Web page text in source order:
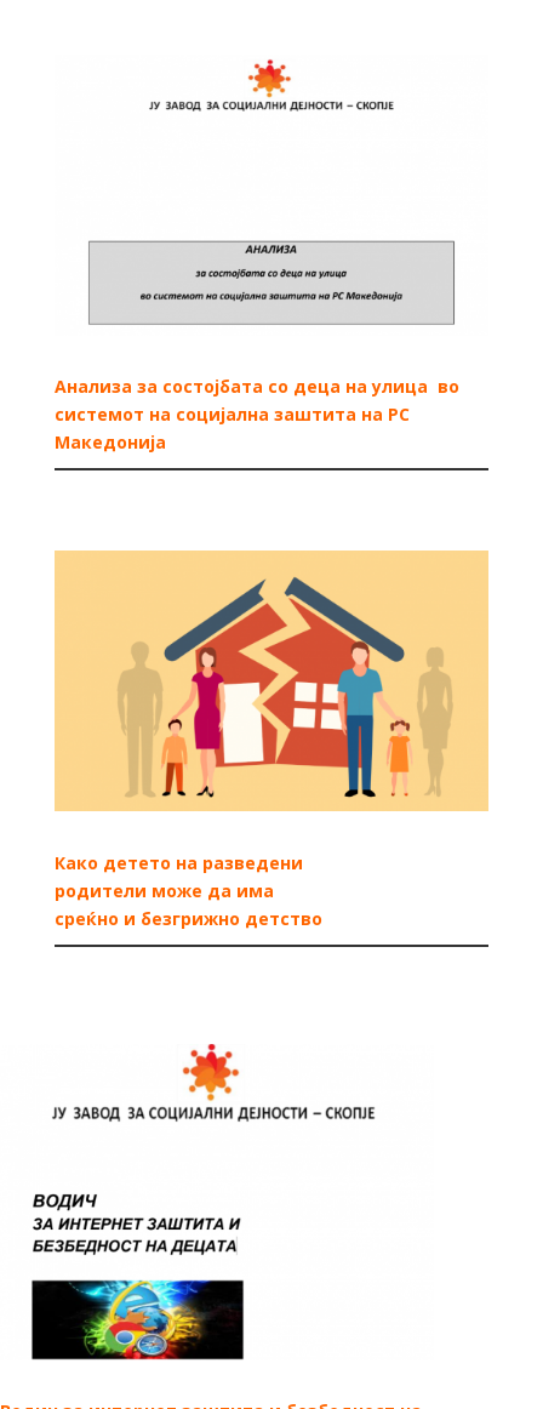
Aнализа за состојбата со деца на улица во
системот на социјална заштита на РС
Македонија
Како детето на разведени
родители може да има
среќно и безгрижно детство